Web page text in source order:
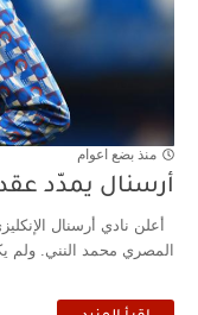
منذ بضع اعوام
أرسنال يمدّد
أعلن نادي أرسنال
المصري محمد النني. ولم